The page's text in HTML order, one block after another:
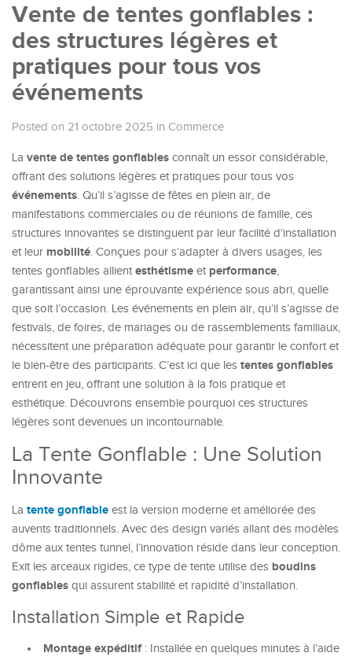
Vente de tentes gonflables :
des structures légères et
pratiques pour tous vos
événements
Posted on 21 octobre 2025 in Commerce
La vente de tentes gonflables connaît un essor considérable,
offrant des solutions légères et pratiques pour tous vos
événements. Qu’il s’agisse de fêtes en plein air, de
manifestations commerciales ou de réunions de famille, ces
structures innovantes se distinguent par leur facilité d’installation
et leur mobilité. Conçues pour s’adapter à divers usages, les
tentes gonflables allient esthétisme et performance,
garantissant ainsi une éprouvante expérience sous abri, quelle
que soit l’occasion. Les événements en plein air, qu’il s’agisse de
festivals, de foires, de mariages ou de rassemblements familiaux,
nécessitent une préparation adéquate pour garantir le confort et
le bien-être des participants. C’est ici que les tentes gonflables
entrent en jeu, offrant une solution à la fois pratique et
esthétique. Découvrons ensemble pourquoi ces structures
légères sont devenues un incontournable.
La Tente Gonflable : Une Solution
Innovante
La tente gonflable est la version moderne et améliorée des
auvents traditionnels. Avec des design variés allant des modèles
dôme aux tentes tunnel, l’innovation réside dans leur conception.
Exit les arceaux rigides, ce type de tente utilise des boudins
gonflables qui assurent stabilité et rapidité d’installation.
Installation Simple et Rapide
Montage expéditif: Installée en quelques minutes à l’aide